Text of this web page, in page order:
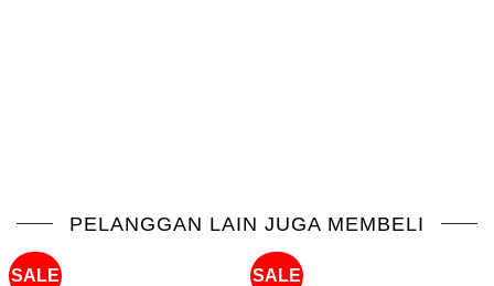
PELANGGAN LAIN JUGA MEMBELI
SALE SALE